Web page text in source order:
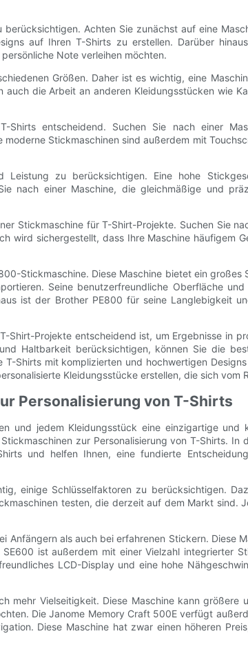
Achten Sie zunächst auf eine
auf Ihren T-Shirts zu erstellen. Darüber
Note verleihen möchten.
Größen. Daher ist es wichtig, eine
die Arbeit an anderen Kleidungsstücken wie
entscheidend. Suchen Sie nach einer
Stickmaschinen sind außerdem mit
zu berücksichtigen. Eine hohe
nach einer Maschine, die gleichmäßige und
Stickmaschine für T-Shirt-Projekte. Suchen Sie
wird sichergestellt, dass Ihre Maschine häufigem
Stickmaschine. Diese Maschine bietet ein
Seine benutzerfreundliche Oberfläche
ist der Brother PE800 für seine Langlebigkeit
Projekte entscheidend ist, um Ergebnisse in
Haltbarkeit berücksichtigen, können Sie die
Shirts mit komplizierten und hochwertigen
Kleidungsstücke erstellen, die sich vom
Personalisierung von T-Shirts
und jedem Kleidungsstück eine einzigartige
zur Personalisierung von T-Shirts. In
und helfen Ihnen, eine fundierte
einige Schlüsselfaktoren zu berücksichtigen.
testen, die derzeit auf dem Markt sind.
als auch bei erfahrenen Stickern. Diese
ist außerdem mit einer Vielzahl integrierter
LCD-Display und eine hohe
mehr Vielseitigkeit. Diese Maschine kann
Die Janome Memory Craft 500E verfügt
Diese Maschine hat zwar einen höheren